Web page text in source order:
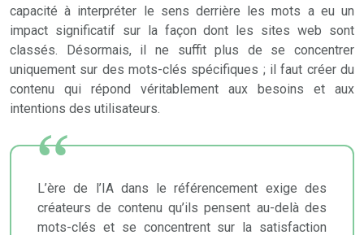
capacité à interpréter le sens derrière les mots a eu un
impact significatif sur la façon dont les sites web sont
classés. Désormais, il ne suffit plus de se concentrer
uniquement sur des mots-clés spécifiques ; il faut créer du
contenu qui répond véritablement aux besoins et aux
intentions des utilisateurs.
L’ère de l’IA dans le référencement exige des
créateurs de contenu qu’ils pensent au-delà des
mots-clés et se concentrent sur la satisfaction